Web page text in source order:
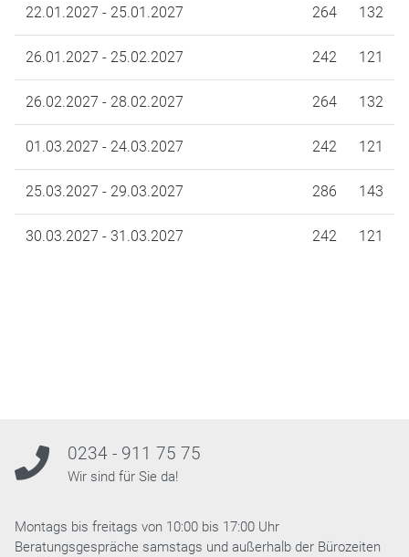
22.01.2027 - 25.01.2027 264 132
26.01.2027 - 25.02.2027 242 121
26.02.2027 - 28.02.2027 264 132
01.03.2027 - 24.03.2027 242 121
25.03.2027 - 29.03.2027 286 143
30.03.2027 - 31.03.2027 242 121
0234 - 911 75 75
Wir sind für Sie da!
Montags bis freitags von 10:00 bis 17:00 Uhr
Beratungsgespräche samstags und außerhalb der Bürozeiten